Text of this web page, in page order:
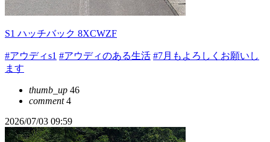
S1 ハッチバック 8XCWZF
#アウディs1 #アウディのある生活 #7月もよろしくお願いし
ます
thumb_up 46
comment4
2026/07/03 09:59